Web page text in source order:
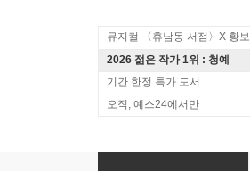
2026 젊은 작가 1위 : 청예
기간 한정 특가 도서
오직, 예스24에서만